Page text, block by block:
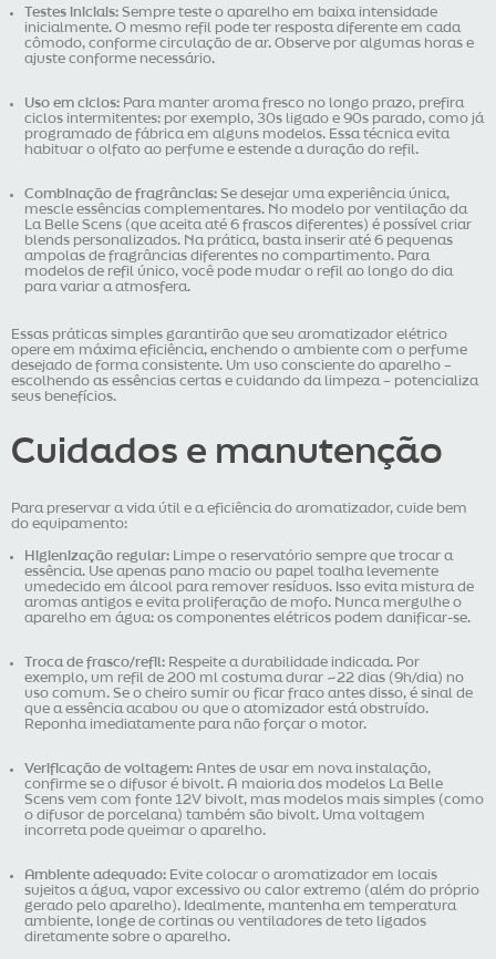
Testes iniciais: Sempre teste o aparelho em baixa intensidade
inicialmente. O mesmo refil pode ter resposta diferente em cada
cômodo, conforme circulação de ar. Observe por algumas horas e
ajuste conforme necessário.
Uso em ciclos: Para manter aroma fresco no longo prazo, prefira
ciclos intermitentes: por exemplo, 30s ligado e 90s parado, como já
programado de fábrica em alguns modelos. Essa técnica evita
habituar o olfato ao perfume e estende a duração do refil.
Combinação de fragrâncias: Se desejar uma experiência única,
mescle essências complementares. No modelo por ventilação da
La Belle Scens (que aceita até 6 frascos diferentes) é possível criar
blends personalizados. Na prática, basta inserir até 6 pequenas
ampolas de fragrâncias diferentes no compartimento. Para
modelos de refil único, você pode mudar o refil ao longo do dia
para variar a atmosfera.
Essas práticas simples garantirão que seu aromatizador elétrico
opere em máxima eficiência, enchendo o ambiente com o perfume
desejado de forma consistente. Um uso consciente do aparelho –
escolhendo as essências certas e cuidando da limpeza – potencializa
seus benefícios.
Cuidados e manutenção
Para preservar a vida útil e a eficiência do aromatizador, cuide bem
do equipamento:
Higienização regular: Limpe o reservatório sempre que trocar a
essência. Use apenas pano macio ou papel toalha levemente
umedecido em álcool para remover resíduos. Isso evita mistura de
aromas antigos e evita proliferação de mofo. Nunca mergulhe o
aparelho em água: os componentes elétricos podem danificar-se.
Troca de frasco/refil: Respeite a durabilidade indicada. Por
exemplo, um refil de 200 ml costuma durar ~22 dias (9h/dia) no
uso comum. Se o cheiro sumir ou ficar fraco antes disso, é sinal de
que a essência acabou ou que o atomizador está obstruído.
Reponha imediatamente para não forçar o motor.
Verificação de voltagem: Antes de usar em nova instalação,
confirme se o difusor é bivolt. A maioria dos modelos La Belle
Scens vem com fonte 12V bivolt, mas modelos mais simples (como
o difusor de porcelana) também são bivolt. Uma voltagem
incorreta pode queimar o aparelho.
Ambiente adequado: Evite colocar o aromatizador em locais
sujeitos a água, vapor excessivo ou calor extremo (além do próprio
gerado pelo aparelho). Idealmente, mantenha em temperatura
ambiente, longe de cortinas ou ventiladores de teto ligados
diretamente sobre o aparelho.